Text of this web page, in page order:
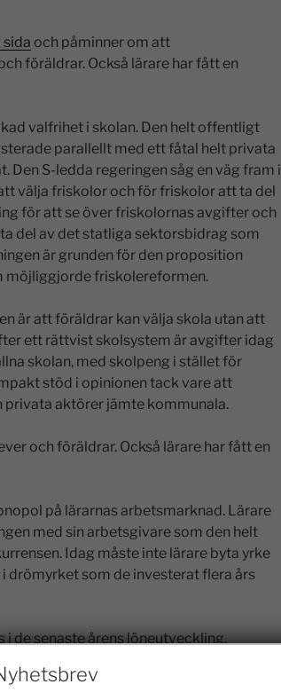
och påminner om att
föräldrar. Också lärare har fått en
valfrihet i skolan. Den helt offentligt
parallellt med ett fåtal helt privata
Den S-ledda regeringen såg en väg fram i
välja friskolor och för friskolor att ta del
för att se över friskolornas avgifter och
del av det statliga sektorsbidrag som
är grunden för den proposition
möjliggjorde friskolereformen.
är att föräldrar kan välja skola utan att
ett rättvist skolsystem är avgifter idag
skolan, med skolpeng i stället för
stöd i opinionen tack vare att
aktörer jämte kommunala.
och föräldrar. Också lärare har fått en
på lärarnas arbetsmarknad. Lärare
med sin arbetsgivare som den helt
Idag måste inte lärare byta yrke
drömyrket som de investerat flera års
de senaste årens löneutveckling.
från 2012 till 2015 med i genomsnitt
44 år som höjde sin lön med 15,2%.